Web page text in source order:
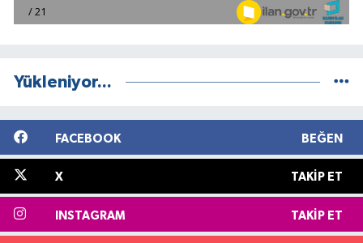
Yükleniyor...
FACEBOOK BEĞEN
X TAKIP ET
INSTAGRAM TAKIP ET